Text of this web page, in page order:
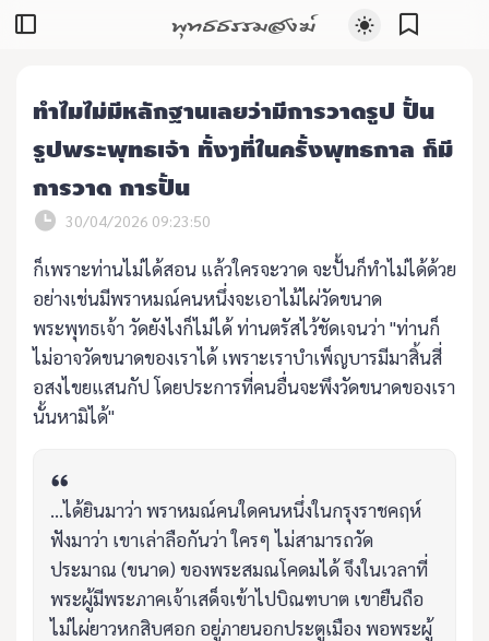
พุทธธรรมสงฆ์
ทำไมไม่มีหลักฐานเลยว่ามีการวาดรูป ปั้น
รูปพระพุทธเจ้า ทั้งๆที่ในครั้งพุทธกาล ก็มี
การวาด การปั้น
30/04/2026 09:23:50
ก็เพราะท่านไม่ได้สอน แล้วใครจะวาด จะปั้นก็ทำไม่ได้ด้วย
อย่างเช่นมีพราหมณ์คนหนึ่งจะเอาไม้ไผ่วัดขนาด
พระพุทธเจ้า วัดยังไงก็ไม่ได้ ท่านตรัสไว้ชัดเจนว่า "ท่านก็
ไม่อาจวัดขนาดของเราได้ เพราะเราบำเพ็ญบารมีมาสิ้นสี่
อสงไขยแสนกัป โดยประการที่คนอื่นจะพึงวัดขนาดของเรา
นั้นหามิได้"
...ได้ยินมาว่า พราหมณ์คนใดคนหนึ่งในกรุงราชคฤห์
ฟังมาว่า เขาเล่าลือกันว่า ใครๆ ไม่สามารถวัด
ประมาณ (ขนาด) ของพระสมณโคดมได้ จึงในเวลาที่
พระผู้มีพระภาคเจ้าเสด็จเข้าไปบิณฑบาต เขายืนถือ
ไม่ไผ่ยาวหกสิบศอก อยู่ภายนอกประตูเมือง พอพระผู้